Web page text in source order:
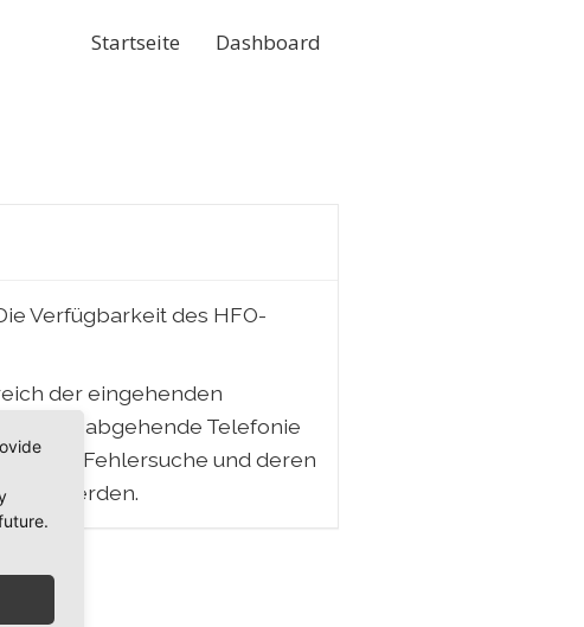
Startseite Dashboard
Verfügbarkeit des HFO-
der eingehenden
auch abgehende Telefonie
an der Fehlersuche und deren
werden.